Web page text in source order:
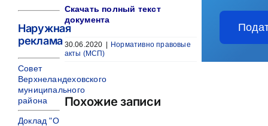
Скачать полный текст
документа
30.06.2020
Нормативно правовые
акты (МСП)
Похожие записи
Наружная
реклама
Совет
Верхнеландеховского
муниципального
района
Доклад "О